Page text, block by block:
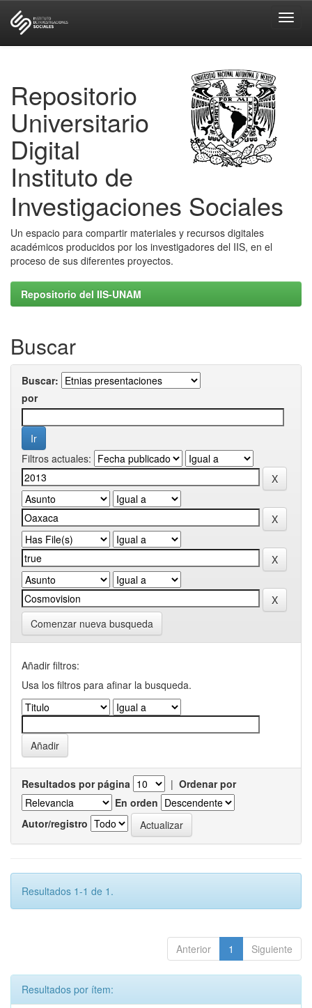
Repositorio
Universitario
Digital
Instituto de
Investigaciones Sociales
Un espacio para compartir materiales y recursos digitales
académicos producidos por los investigadores del IIS, en el
proceso de sus diferentes proyectos.
Repositorio del IIS-UNAM
Buscar
Buscar:
por
Filtros actuales:
Comenzar nueva busqueda
Añadir filtros:
Usa los filtros para afinar la busqueda.
Resultados por página | Ordenar por
En orden
Autor/registro
Resultados 1-1 de 1.
Anterior 1 Siguiente
Resultados por ítem: